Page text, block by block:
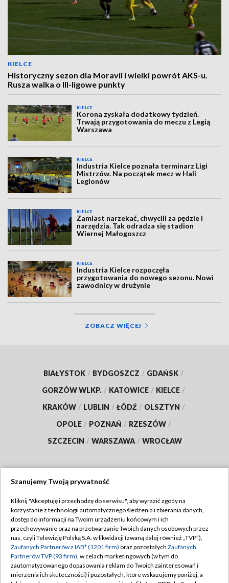
KIELCE
Historyczny sezon dla Moravii i wielki powrót AKS-u.
Rusza walka o III-ligowe punkty
KIELCE
Korona zyskała dodatkowy tydzień.
Trwają przygotowania do meczu z Legią
Warszawa
KIELCE
Industria Kielce poznała terminarz Ligi
Mistrzów. Na początek mecz w Hali
Legionów
KIELCE
Zamiast narzekać, chwycili za pędzle i
narzędzia. Tak odradza się stadion
Wiernej Małogoszcz
KIELCE
Industria Kielce rozpoczęła
przygotowania do nowego sezonu. Nowi
zawodnicy w drużynie
ZOBACZ WIĘCEJ
BIAŁYSTOK / BYDGOSZCZ / GDAŃSK /
GORZÓW WLKP. / KATOWICE / KIELCE /
KRAKÓW / LUBLIN / ŁÓDŹ / OLSZTYN /
OPOLE / POZNAŃ / RZESZÓW /
SZCZECIN / WARSZAWA / WROCŁAW
TVP
Abonament TVP
Emisja w TVP
Centrum informacji TVP
Naziemna Telewizja Cyfrowa
Regulamin TVP
Polityka prywatności
Moje zgody
Pomoc
Szanujemy Twoją prywatność
Kliknij "Akceptuję i przechodzę do serwisu", aby wyrazić zgody na
korzystanie z technologii automatycznego śledzenia i zbierania danych,
dostęp do informacji na Twoim urządzeniu końcowym i ich
przechowywanie oraz na przetwarzanie Twoich danych osobowych przez
nas, czyli Telewizję Polską S.A. w likwidacji (zwaną dalej również „TVP”),
Zaufanych Partnerów z IAB* (1201 firm) oraz pozostałych Zaufanych
Partnerów TVP (93 firm), w celach marketingowych (w tym do
zautomatyzowanego dopasowania reklam do Twoich zainteresowań i
mierzenia ich skuteczności) i pozostałych, które wskazujemy poniżej, a